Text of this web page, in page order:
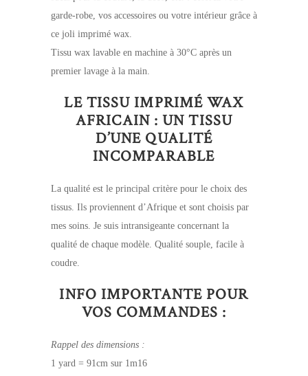
garde-robe, vos accessoires ou votre intérieur grâce à
ce joli imprimé wax.
Tissu wax lavable en machine à 30°C après un
premier lavage à la main.
LE TISSU IMPRIMÉ WAX
AFRICAIN : UN TISSU
D’UNE QUALITÉ
INCOMPARABLE
La qualité est le principal critère pour le choix des
tissus. Ils proviennent d’Afrique et sont choisis par
mes soins. Je suis intransigeante concernant la
qualité de chaque modèle. Qualité souple, facile à
coudre.
INFO IMPORTANTE POUR
VOS COMMANDES :
Rappel des dimensions :
1 yard = 91cm sur 1m16